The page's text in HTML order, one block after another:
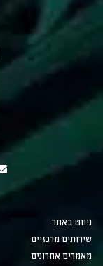
ניווט באתר
שירותים מרכזיים
מאמרים אחרונים